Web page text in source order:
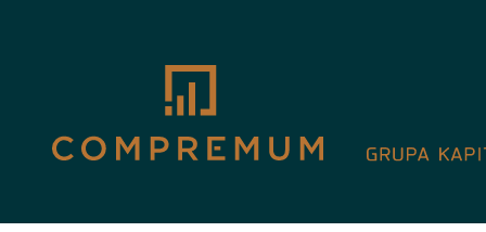
AKTUALNOŚCI INWESTORSKIE